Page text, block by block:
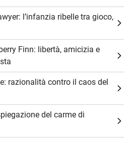
l’infanzia ribelle tra gioco,
Finn: libertà, amicizia e
razionalità contro il caos del
del carme di